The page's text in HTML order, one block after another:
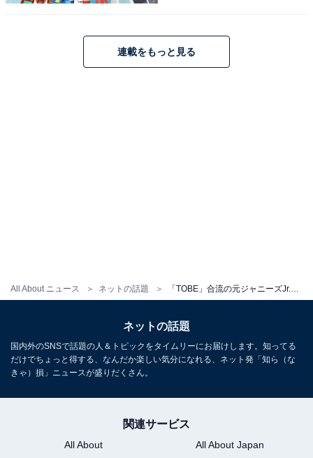
All About ニュース ネットの話題
連載をもっと見る
ネットの話題
国内外のSNSで話題の人＆トピックをタイムリーにお届けします。知ってる
だけでちょっと得する、なんだか楽しい気分になれる、ネット発「知ら（な
きゃ）損」ニュースが盛りだくさん。
関連サービス
All About
All About Japan